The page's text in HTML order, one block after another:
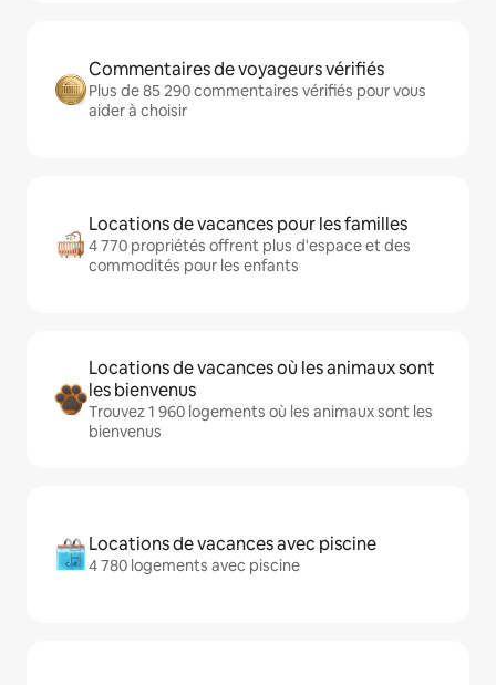
Commentaires de voyageurs vérifiés
Plus de 85 290 commentaires vérifiés pour vous
aider à choisir
Locations de vacances pour les familles
4 770 propriétés offrent plus d'espace et des
commodités pour les enfants
Locations de vacances où les animaux sont
les bienvenus
Trouvez 1 960 logements où les animaux sont les
bienvenus
Locations de vacances avec piscine
4 780 logements avec piscine